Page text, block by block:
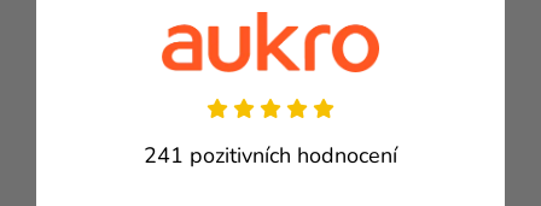
241 pozitivních hodnocení